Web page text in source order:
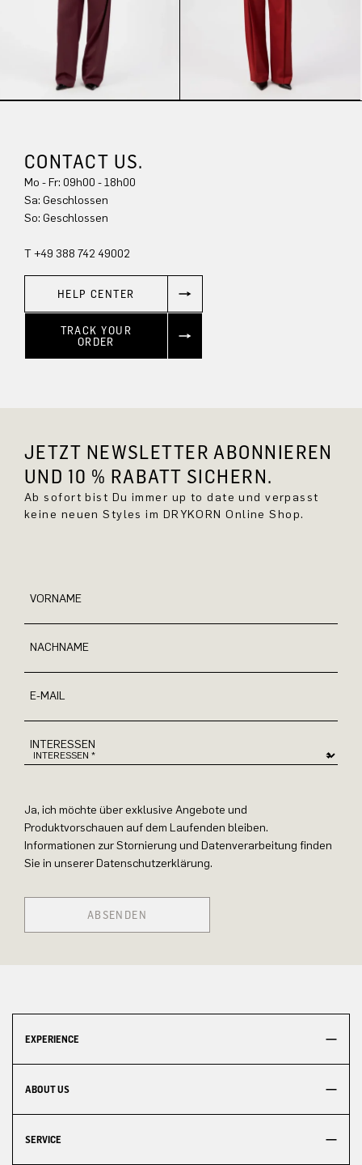
CONTACT US.
Mo - Fr: 09h00 - 18h00
Sa: Geschlossen
So: Geschlossen
T +49 388 742 49002
HELP CENTER
TRACK YOUR
ORDER
JETZT NEWSLETTER ABONNIEREN
UND 10 % RABATT SICHERN.
Ab sofort bist Du immer up to date und verpasst
keine neuen Styles im DRYKORN Online Shop.
VORNAME
NACHNAME
E-MAIL
INTERESSEN
Ja, ich möchte über exklusive Angebote und
Produktvorschauen auf dem Laufenden bleiben.
Informationen zur Stornierung und Datenverarbeitung finden
Sie in unserer Datenschutzerklärung.
ABSENDEN
EXPERIENCE
ABOUT US
SERVICE